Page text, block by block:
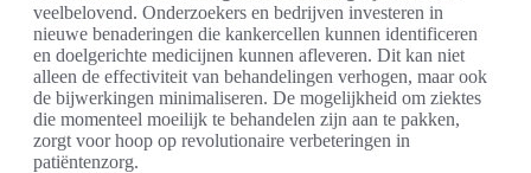
veelbelovend. Onderzoekers en bedrijven investeren in
nieuwe benaderingen die kankercellen kunnen identificeren
en doelgerichte medicijnen kunnen afleveren. Dit kan niet
alleen de effectiviteit van behandelingen verhogen, maar ook
de bijwerkingen minimaliseren. De mogelijkheid om ziektes
die momenteel moeilijk te behandelen zijn aan te pakken,
zorgt voor hoop op revolutionaire verbeteringen in
patiëntenzorg.